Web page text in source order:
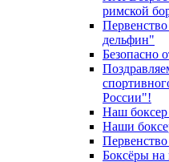
римской
дельфин"
Безопасно
России"!
Наш боксер
Наши
Боксёры на